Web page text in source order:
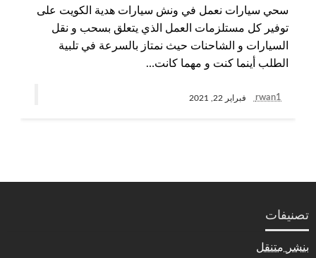
سحي سيارات نعمل في ونش سيارات هدية الكويت على
توفير كل مستلزمات العمل الذي يتعلق بسحب و نقل
السيارات و الشاحنات حيث نمتاز بالسرعة في تلبية
الطلب أينما كنت و مهما كانت…
rwan1 فبراير 22, 2021
تصنيفات
بنشر متنقل